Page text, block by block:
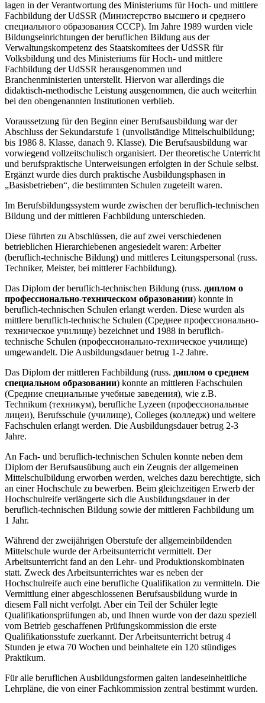
lagen in der Verantwortung des Ministeriums für Hoch- und mittlere
Fachbildung der UdSSR (Министерство высшего и среднего
специального образования СССР). Im Jahre 1989 wurden viele
Bildungseinrichtungen der beruflichen Bildung aus der
Verwaltungskompetenz des Staatskomitees der UdSSR für
Volksbildung und des Ministeriums für Hoch- und mittlere
Fachbildung der UdSSR herausgenommen und
Branchenministerien unterstellt. Hiervon war allerdings die
didaktisch-methodische Leistung ausgenommen, die auch weiterhin
bei den obengenannten Institutionen verblieb.
Voraussetzung für den Beginn einer Berufsausbildung war der
Abschluss der Sekundarstufe 1 (unvollständige Mittelschulbildung;
bis 1986 8. Klasse, danach 9. Klasse). Die Berufsausbildung war
vorwiegend vollzeitschulisch organisiert. Der theoretische Unterricht
und berufspraktische Unterweisungen erfolgten in der Schule selbst.
Ergänzt wurde dies durch praktische Ausbildungsphasen in
„Basisbetrieben“, die bestimmten Schulen zugeteilt waren.
Im Berufsbildungssystem wurde zwischen der beruflich-technischen
Bildung und der mittleren Fachbildung unterschieden.
Diese führten zu Abschlüssen, die auf zwei verschiedenen
betrieblichen Hierarchiebenen angesiedelt waren: Arbeiter
(beruflich-technische Bildung) und mittleres Leitungspersonal (russ.
Techniker, Meister, bei mittlerer Fachbildung).
Das Diplom der beruflich-technischen Bildung (russ. диплом о
профессионально-техническом образовании) konnte in
beruflich-technischen Schulen erlangt werden. Diese wurden als
mittlere beruflich-technische Schulen (Среднее профессионально-
техническое училище) bezeichnet und 1988 in beruflich-
technische Schulen (профессионально-техническое училище)
umgewandelt. Die Ausbildungsdauer betrug 1-2 Jahre.
Das Diplom der mittleren Fachbildung (russ. диплом о среднем
специальном образовании) konnte an mittleren Fachschulen
(Средние специальные учебные заведения), wie z.B.
Technikum (техникум), berufliche Lyzeen (профессиональные
лицеи), Berufsschule (училище), Colleges (колледж) und weitere
Fachschulen erlangt werden. Die Ausbildungsdauer betrug 2-3
Jahre.
An Fach- und beruflich-technischen Schulen konnte neben dem
Diplom der Berufsausübung auch ein Zeugnis der allgemeinen
Mittelschulbildung erworben werden, welches dazu berechtigte, sich
an einer Hochschule zu bewerben. Beim gleichzeitigen Erwerb der
Hochschulreife verlängerte sich die Ausbildungsdauer in der
beruflich-technischen Bildung sowie der mittleren Fachbildung um
1 Jahr.
Während der zweijährigen Oberstufe der allgemeinbildenden
Mittelschule wurde der Arbeitsunterricht vermittelt. Der
Arbeitsunterricht fand an den Lehr- und Produktionskombinaten
statt. Zweck des Arbeitsunterrichtes war es neben der
Hochschulreife auch eine berufliche Qualifikation zu vermitteln. Die
Vermittlung einer abgeschlossenen Berufsausbildung wurde in
diesem Fall nicht verfolgt. Aber ein Teil der Schüler legte
Qualifikationsprüfungen ab, und Ihnen wurde von der dazu speziell
vom Betrieb geschaffenen Prüfungskommission die erste
Qualifikationsstufe zuerkannt. Der Arbeitsunterricht betrug 4
Stunden je etwa 70 Wochen und beinhaltete ein 120 stündiges
Praktikum.
Für alle beruflichen Ausbildungsformen galten landeseinheitliche
Lehrpläne, die von einer Fachkommission zentral bestimmt wurden.